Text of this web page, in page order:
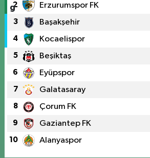
2 Erzurumspor FK
3 Başakşehir
4 Kocaelispor
5 Beşiktaş
6 Eyüpspor
7 Galatasaray
8 Çorum FK
9 Gaziantep FK
10 Alanyaspor